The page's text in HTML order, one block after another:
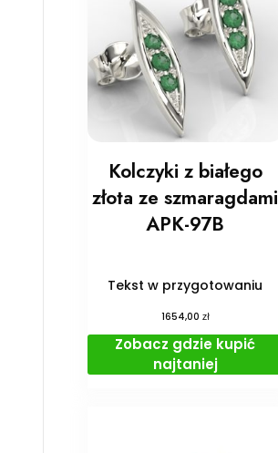
Kolczyki z białego
złota ze szmaragdami
APK-97B
Tekst w przygotowaniu
1654,00 zł
Zobacz gdzie kupić
najtaniej